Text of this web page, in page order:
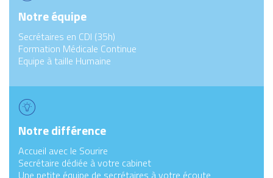
Notre équipe
Secrétaires en CDI (35h)
Formation Médicale Continue
Equipe à taille Humaine
Notre différence
Accueil avec le Sourire
Secrétaire dédiée à votre cabinet
Une petite équipe de secrétaires à votre écoute